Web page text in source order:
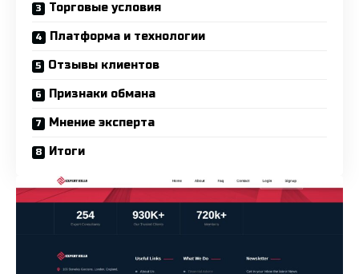
Торговые условия
Платформа и технологии
Отзывы клиентов
Признаки обмана
Мнение эксперта
Итоги